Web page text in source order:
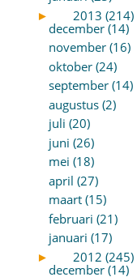
►
2013 (214)
december (14)
november (16)
oktober (24)
september (14)
augustus (2)
juli (20)
juni (26)
mei (18)
april (27)
maart (15)
februari (21)
januari (17)
►
2012 (245)
december (14)